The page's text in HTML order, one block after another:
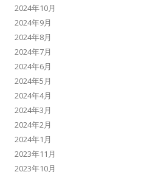
2024年10月
2024年9月
2024年8月
2024年7月
2024年6月
2024年5月
2024年4月
2024年3月
2024年2月
2024年1月
2023年11月
2023年10月